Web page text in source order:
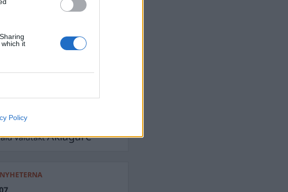
it
Policy
Kristdemokraterna
Moderaterna Mord
Nilsson-Larancuent
VåldtäktÅklagare